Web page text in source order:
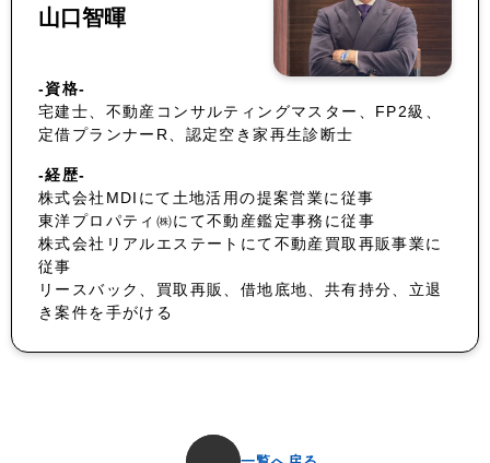
山口智暉
-資格-
宅建士、不動産コンサルティングマスター、FP2級、
定借プランナーR、認定空き家再生診断士
-経歴-
株式会社MDIにて土地活用の提案営業に従事
東洋プロパティ㈱にて不動産鑑定事務に従事
株式会社リアルエステートにて不動産買取再販事業に
従事
リースバック、買取再販、借地底地、共有持分、立退
き案件を手がける